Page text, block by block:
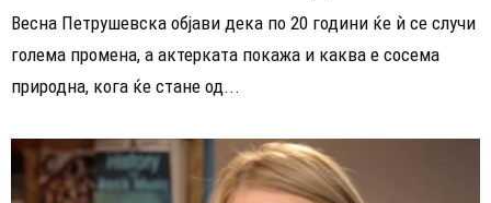
Весна Петрушевска објави дека по 20 години ќе ѝ се случи
голема промена, а актерката покажа и каква е сосема
природна, кога ќе стане од...